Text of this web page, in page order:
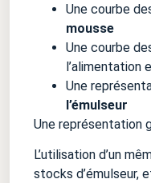
Une courbe
mousse
Une courbe
l’alimentation
Une
l’émulseur
Une représentation
L’utilisation d’un
stocks d’émulseur,